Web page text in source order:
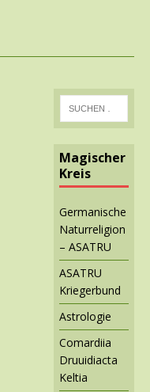
Magischer
Kreis
Germanische
Naturreligion
– ASATRU
ASATRU
Kriegerbund
Astrologie
Comardiia
Druuidiacta
Keltia